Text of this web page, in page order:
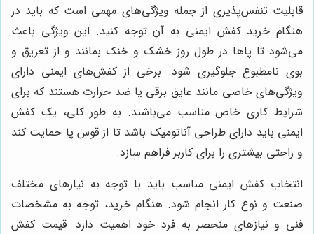
قابلیت تنفس‌پذیری از جمله ویژگی‌های مهمی است که باید در
هنگام خرید کفش ایمنی به آن توجه کنید. این ویژگی باعث
می‌شود تا پاها در طول روز خشک و خنک بمانند و از تعریق و
بوی نامطبوع جلوگیری شود. برخی از کفش‌های ایمنی دارای
ویژگی‌های خاصی مانند عایق برقی یا ضد حرارت هستند که برای
شرایط کاری خاص مناسب می‌باشند. به طور کلی، یک کفش
ایمنی باید دارای طراحی آناتومیک باشد تا از قوس پا حمایت کند
و راحتی بیشتری را برای کاربر فراهم سازد.
انتخاب کفش ایمنی مناسب باید با توجه به نیازهای مختلف
صنعت و نوع کار انجام شود. هنگام خرید، توجه به مشخصات
فنی و نیازهای منحصر به فرد خود اهمیت دارد. قیمت کفش